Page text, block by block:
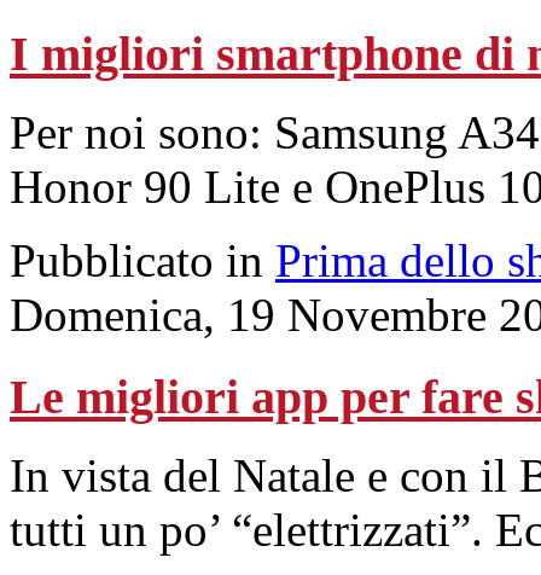
I migliori smartphone di
Per noi sono: Samsung
Honor 90 Lite e OnePlus
Pubblicato in Prima dello
Domenica, 19 Novembre
Le migliori app per fare
In vista del Natale e con il
tutti un po’ “elettrizzati”.